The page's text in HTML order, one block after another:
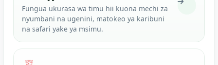
Fungua ukurasa wa timu hii kuona mechi za
nyumbani na ugenini, matokeo ya karibuni
na safari yake ya msimu.